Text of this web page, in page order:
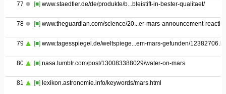
77 [■] www.staedtler.de/de/produkte/b...bleistift-in-bester-qualitaet/
78 [■] www.theguardian.com/science/20...er-mars-announcement-
79 [■] www.tagesspiegel.de/weltspiege...em-mars-gefunden/
80 [■] nasa.tumblr.com/post/130083388029/water-on-mars
81 [■] lexikon.astronomie.info/keywords/mars.html